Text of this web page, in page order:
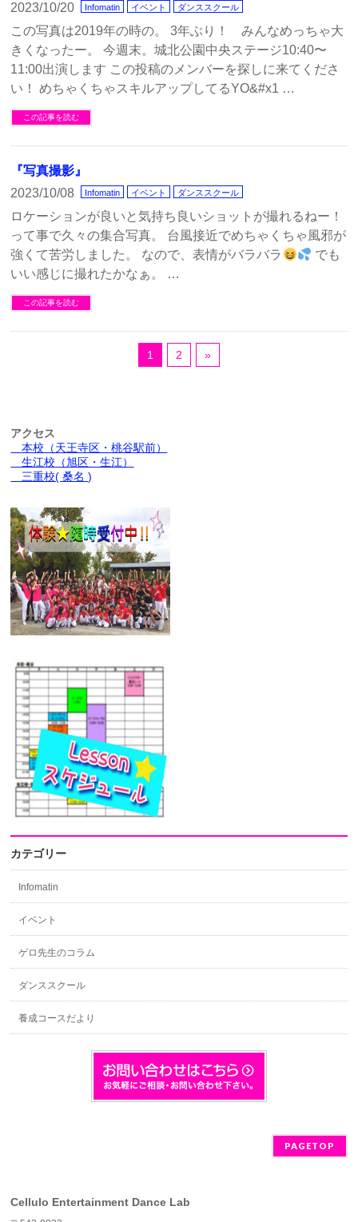
2023/10/20
Infomatin イベント ダンススクール
この写真は2019年の時の。 3年ぶり！ みんなめっちゃ大
きくなったー。 今週末。城北公園中央ステージ10:40〜
11:00出演します この投稿のメンバーを探しに来てくださ
い！ めちゃくちゃスキルアップしてるYO&#x1 …
この記事を読む
『写真撮影』
2023/10/08
Infomatin イベント ダンススクール
ロケーションが良いと気持ち良いショットが撮れるねー！
って事で久々の集合写真。 台風接近でめちゃくちゃ風邪が
強くて苦労しました。 なので、表情がバラバラ
でも
いい感じに撮れたかなぁ。 …
この記事を読む
1 2 »
アクセス
本校（天王寺区・桃谷駅前）
生江校（旭区・生江）
三重校( 桑名 )
カテゴリー
Infomatin
イベント
ゲロ先生のコラム
ダンススクール
養成コースだより
PAGETOP
Cellulo Entertainment Dance Lab